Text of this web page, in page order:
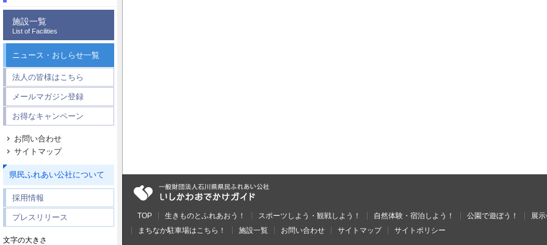
施設一覧
List of Facilities
ニュース・おしらせ一覧
法人の皆様はこちら
メールマガジン登録
お得なキャンペーン
お問い合わせ
サイトマップ
県民ふれあい公社について
採用情報
プレスリリース
文字の大きさ
TOP 生きものとふれあおう！ スポーツしよう・観戦しよう！ 自然体験・宿泊しよう！ 公園で遊ぼう！
展
まちなか駐車場はこちら！
施設一覧 お問い合わせ サイトマップ サイトポリシー